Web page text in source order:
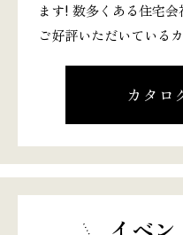
ます! 数多くある住宅
ご好評いただいている
カタロ
イベ